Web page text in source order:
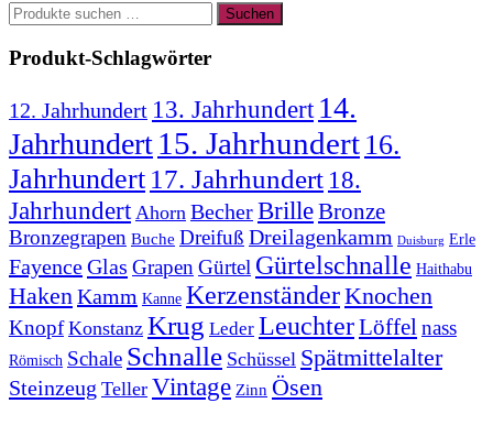
Suchen
nach:
Suchen
Produkt-Schlagwörter
12. Jahrhundert 13. Jahrhundert 14.
Jahrhundert15. Jahrhundert 16.
Jahrhundert 17. Jahrhundert 18.
Jahrhundert Ahorn BecherBrilleBronze
Bronzegrapen Buche Dreifuß Dreilagenkamm Duisburg Erle
FayenceGlas GrapenGürtel Gürtelschnalle Haithabu
HakenKamm Kanne KerzenständerKnochen
Knopf Konstanz Krug Leder LeuchterLöffelnass
Römisch Schale Schnalle Schüssel Spätmittelalter
Steinzeug Teller Vintage Zinn Ösen